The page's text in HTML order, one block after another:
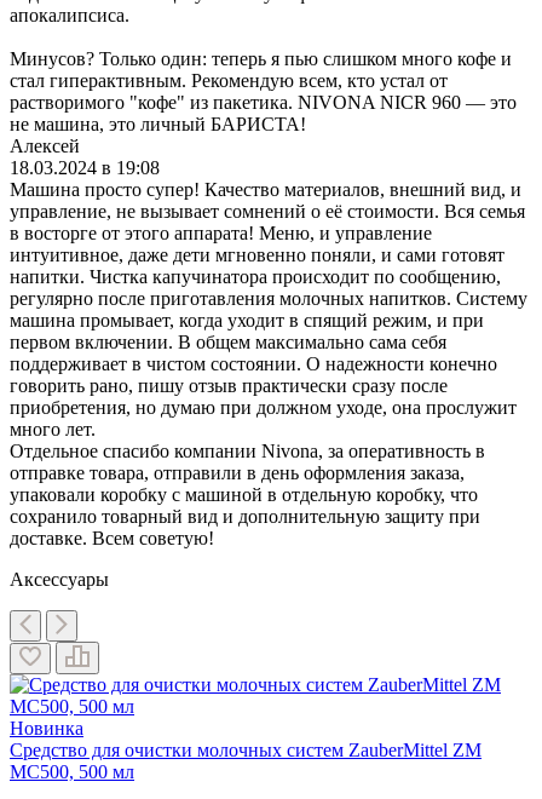
апокалипсиса.
Минусов? Только один: теперь я пью слишком много кофе и
стал гиперактивным. Рекомендую всем, кто устал от
растворимого "кофе" из пакетика. NIVONA NICR 960 — это
не машина, это личный БАРИСТА!
Алексей
18.03.2024 в 19:08
Машина просто супер! Качество материалов, внешний вид, и
управление, не вызывает сомнений о её стоимости. Вся семья
в восторге от этого аппарата! Меню, и управление
интуитивное, даже дети мгновенно поняли, и сами готовят
напитки. Чистка капучинатора происходит по сообщению,
регулярно после приготавления молочных напитков. Систему
машина промывает, когда уходит в спящий режим, и при
первом включении. В общем максимально сама себя
поддерживает в чистом состоянии. О надежности конечно
говорить рано, пишу отзыв практически сразу после
приобретения, но думаю при должном уходе, она прослужит
много лет.
Отдельное спасибо компании Nivona, за оперативность в
отправке товара, отправили в день оформления заказа,
упаковали коробку с машиной в отдельную коробку, что
сохранило товарный вид и дополнительную защиту при
доставке. Всем советую!
Аксессуары
Новинка
Средство для очистки молочных систем ZauberMittel ZM
MC500, 500 мл